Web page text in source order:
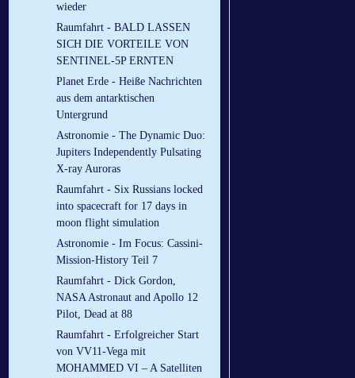
wieder
Raumfahrt - BALD LASSEN
SICH DIE VORTEILE VON
SENTINEL-5P ERNTEN
Planet Erde - Heiße Nachrichten
aus dem antarktischen
Untergrund
Astronomie - The Dynamic Duo:
Jupiters Independently Pulsating
X-ray Auroras
Raumfahrt - Six Russians locked
into spacecraft for 17 days in
moon flight simulation
Astronomie - Im Focus: Cassini-
Mission-History Teil 7
Raumfahrt - Dick Gordon,
NASA Astronaut and Apollo 12
Pilot, Dead at 88
Raumfahrt - Erfolgreicher Start
von VV11-Vega mit
MOHAMMED VI – A Satelliten